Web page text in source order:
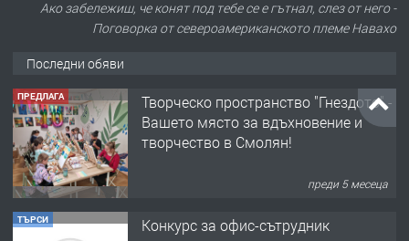
Ако забележиш, че конят под тебе се е гътнал, слез от него -
Поговорка от североамериканското племе Навахо
Последни обяви
ПРЕДЛАГА
Творческо пространство "Гнездото" -
Вашето място за вдъхновение и
творчество в Смолян!
преди 5 месеца
ТЪРСИ Конкурс за офис-сътрудник